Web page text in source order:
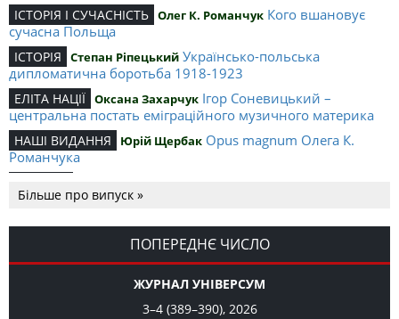
ІСТОРІЯ І СУЧАСНІСТЬ Олег К. Романчук Кого вшановує
сучасна Польща
ІСТОРІЯ Степан Ріпецький Українсько-польська
дипломатична боротьба 1918-1923
ЕЛІТА НАЦІЇ Оксана Захарчук Ігор Соневицький –
центральна постать еміграційного музичного материка
НАШІ ВИДАННЯ Юрій Щербак Opus magnum Олега К.
Романчука
Романчука
СЛОВО РЕДАКЦІЙНЕ Олег К. Романчук Журавель і синиця
як уособлення української політстратегії й тактики
Більше про випуск »
ПОПЕРЕДНЄ ЧИСЛО
ЖУРНАЛ УНІВЕРСУМ
3–4 (389–390), 2026